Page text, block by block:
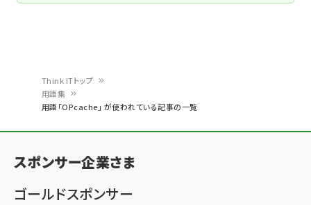
ン
く
ず
Think ITトップ
用語集
用語「OPcache」 が使われている記事の一覧
スポンサー企業さま
ゴールドスポンサー